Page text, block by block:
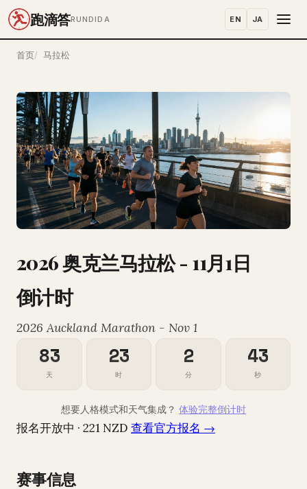
跑滴答RUNDIDA EN JA
首页 马拉松
2026 奥克兰马拉松 - 11月1日
倒计时
2026 Auckland Marathon - Nov 1
83
天
23
时
2
分
42
秒
想要人格模式和天气集成？ 体验完整倒计时
报名开放中 · 221 NZD 查看官方报名 →
赛事信息